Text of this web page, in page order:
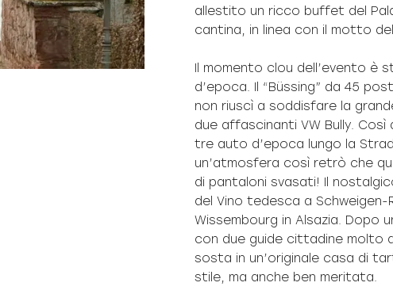
allestito un ricco buffet del
cantina, in linea con il motto
Il momento clou dell’evento è
d’epoca. Il “Büssing” da 45
non riuscì a soddisfare la
due affascinanti VW Bully.
tre auto d’epoca lungo la
un’atmosfera così retrò che
di pantaloni svasati! Il
del Vino tedesca a
Wissembourg in Alsazia.
con due guide cittadine molto
sosta in un’originale casa di
stile, ma anche ben meritata.